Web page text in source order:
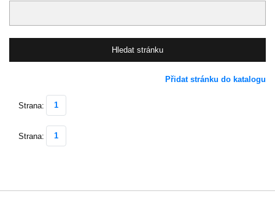
Přidat stránku do katalogu
Strana: 1
Strana: 1